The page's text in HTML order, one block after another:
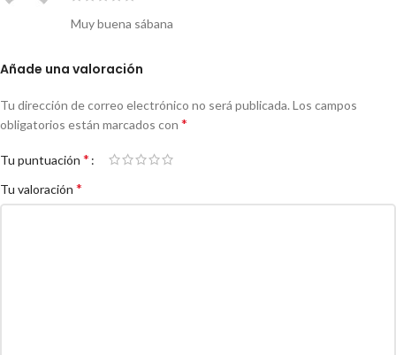
Muy buena sábana
Añade una valoración
Tu dirección de correo electrónico no será publicada. Los campos
obligatorios están marcados con *
Tu puntuación *
Tu valoración *